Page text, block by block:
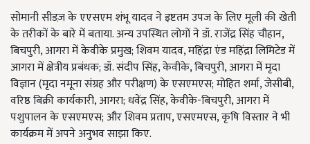
सोमानी सीडज़ के एएसएम शंभू यादव ने इष्टतम उपज के लिए मूली की खेती
के तरीकों के बारे में बताया. अन्य उपस्थित लोगों ने डॉ. राजेंद्र सिंह चौहान,
बिचपुरी, आगरा में केवीके प्रमुख; शिवम यादव, महिंद्रा एंड महिंद्रा लिमिटेड में
आगरा में क्षेत्रीय प्रबंधक; डॉ. संदीप सिंह, केवीके, बिचपुरी, आगरा में मृदा
विज्ञान (मृदा नमूना संग्रह और परीक्षण) के एसएमएस; मोहित शर्मा, जेसीबी,
वरिष्ठ बिक्री कार्यकारी, आगरा; धवेंद्र सिंह, केवीके-बिचपुरी, आगरा में
पशुपालन के एसएमएस; और शिवम प्रताप, एसएमएस, कृषि विस्तार ने भी
कार्यक्रम में अपने अनुभव साझा किए.